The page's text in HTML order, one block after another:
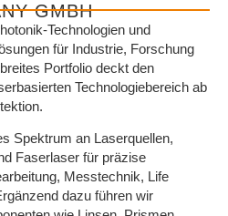
GMBH
Technologien und
für Industrie, Forschung
Portfolio deckt den
Technologiebereich ab
Spektrum an Laserquellen,
Faserlaser für präzise
Messtechnik, Life
dazu führen wir